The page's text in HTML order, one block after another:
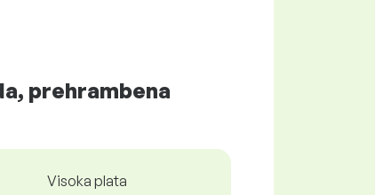
prehrambena
Visoka plata